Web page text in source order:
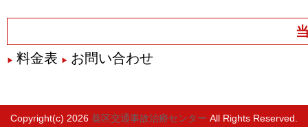
料金表
お問い合わせ
Copyright(c) 2026 葵区交通事故治療センター All Rights Reserved.